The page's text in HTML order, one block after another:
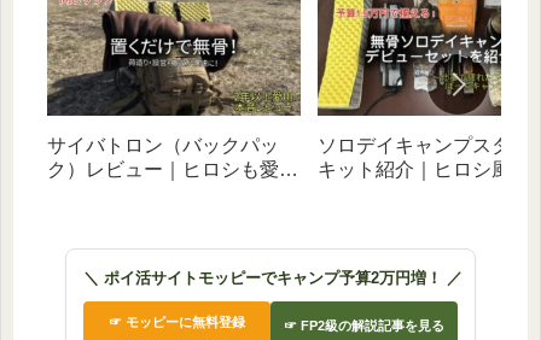
サイバトロン（バックパッ
ク）レビュー｜ヒロシも愛用
ソロデイキャンプスター
キット紹介｜ヒロシ風無
＼ ポイ活サイトモッピーでキャンプ予算2万円増！ ／
☞ モッピーに無料登録 ☞ FP2級の解説記事を見る